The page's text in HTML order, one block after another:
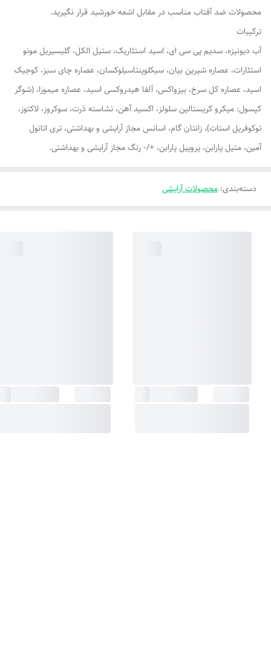
محصولات ضد آفتاب مناسب در مقابل اشعه خورشید قرار نگیرید.
ترکیبات
آب دیونیزه، سدیم پی سی ای، اسید استئاریک، ستیل الکل، گلیسیریل مونو
استئارات، عصاره شیرین بیان، سیکلوپنتاسیلوکسان، عصاره چای سبز، کوجیک
اسید، عصاره کل سرخ، بیزواکس، آلفا هیدروکسی اسید، عصاره میموزا، (شوگر
کپسول: میکرو کریستالین سلولز، اکسید آهن، نشاسته ذرت، سوکروز، لاکتوز،
توکوفریل استات)، زانتان گام، اسانس مجاز آرایشی و بهداشتی، تری اتانول
آمین، متیل پارابن، پروپیل پارابن، +/- رنگ مجاز آرایشی و بهداشتی.
دسته‌بندی: محصولات آرایشی